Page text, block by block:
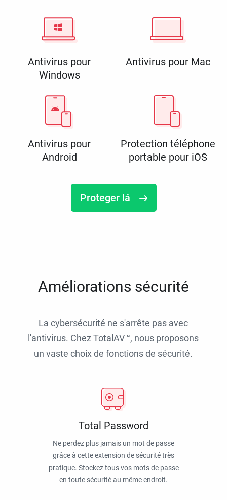
Antivirus pour
Windows
Antivirus pour Mac
Antivirus pour
Android
Protection téléphone
portable pour iOS
Proteger lá
Améliorations sécurité
La cybersécurité ne s'arrête pas avec
l'antivirus. Chez TotalAV™, nous proposons
un vaste choix de fonctions de sécurité.
Total Password
Ne perdez plus jamais un mot de passe
grâce à cette extension de sécurité très
pratique. Stockez tous vos mots de passe
en toute sécurité au même endroit.